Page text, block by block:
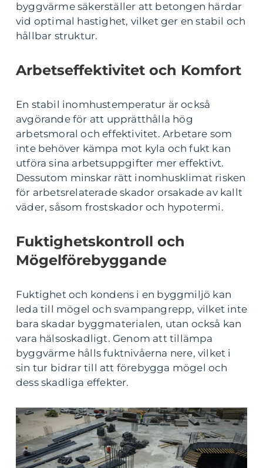
byggvärme säkerställer att betongen härdar
vid optimal hastighet, vilket ger en stabil och
hållbar struktur.
Arbetseffektivitet och Komfort
En stabil inomhustemperatur är också
avgörande för att upprätthålla hög
arbetsmoral och effektivitet. Arbetare som
inte behöver kämpa mot kyla och fukt kan
utföra sina arbetsuppgifter mer effektivt.
Dessutom minskar rätt inomhusklimat risken
för arbetsrelaterade skador orsakade av kallt
väder, såsom frostskador och hypotermi.
Fuktighetskontroll och
Mögelförebyggande
Fuktighet och kondens i en byggmiljö kan
leda till mögel och svampangrepp, vilket inte
bara skadar byggmaterialen, utan också kan
vara hälsoskadligt. Genom att tillämpa
byggvärme hålls fuktnivåerna nere, vilket i
sin tur bidrar till att förebygga mögel och
dess skadliga effekter.